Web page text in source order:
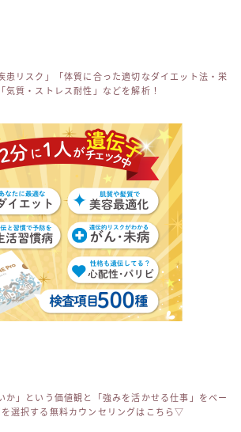
患リスク」「体質に合った適切なダイエット法・栄
気質・ストレス耐性」などを解析！
か」という価値観と「強みを活かせる仕事」をベー
を選択する無料カウンセリングはこちら▽